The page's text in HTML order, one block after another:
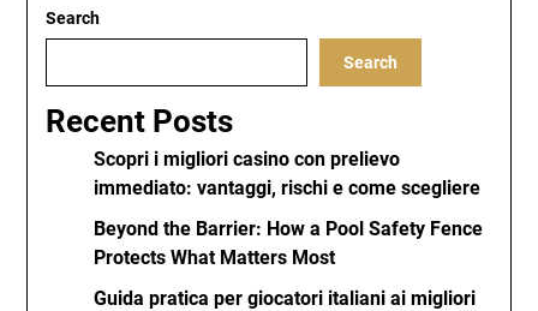
Search
Search
Recent Posts
Scopri i migliori casino con prelievo
immediato: vantaggi, rischi e come scegliere
Beyond the Barrier: How a Pool Safety Fence
Protects What Matters Most
Guida pratica per giocatori italiani ai migliori